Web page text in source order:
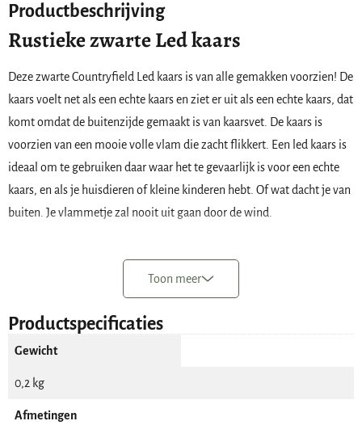
Productbeschrijving
Rustieke zwarte Led kaars
Deze zwarte Countryfield Led kaars is van alle gemakken voorzien! De
kaars voelt net als een echte kaars en ziet er uit als een echte kaars, dat
komt omdat de buitenzijde gemaakt is van kaarsvet. De kaars is
voorzien van een mooie volle vlam die zacht flikkert. Een led kaars is
ideaal om te gebruiken daar waar het te gevaarlijk is voor een echte
kaars, en als je huisdieren of kleine kinderen hebt. Of wat dacht je van
buiten. Je vlammetje zal nooit uit gaan door de wind.
meegeleverd. Aan de onderzijde zit de schakelaar om de kaars te
bedienen. Er zijn drie standen:
uit
timer
Je kunt er voor kiezen om de Countryfield Led kaars handmatig aan en
Toon meer
Productspecificaties
Gewicht
0,2 kg
Afmetingen